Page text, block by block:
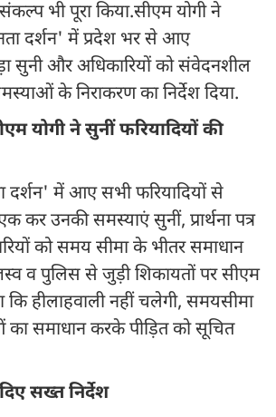
भी पूरा किया.सीएम योगी ने
दर्शन' में प्रदेश भर से आए
सुनी और अधिकारियों को संवेदनशील
के निराकरण का निर्देश दिया.
योगी ने सुनीं फरियादियों की
दर्शन' में आए सभी फरियादियों से
कर उनकी समस्याएं सुनीं, प्रार्थना पत्र
को समय सीमा के भीतर समाधान
व पुलिस से जुड़ी शिकायतों पर सीएम
कि हीलाहवाली नहीं चलेगी, समयसीमा
समाधान करके पीड़ित को सूचित
सख्त निर्देश